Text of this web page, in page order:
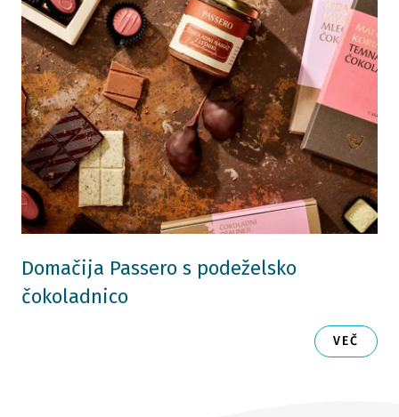
Domačija Passero s podeželsko
čokoladnico
VEČ